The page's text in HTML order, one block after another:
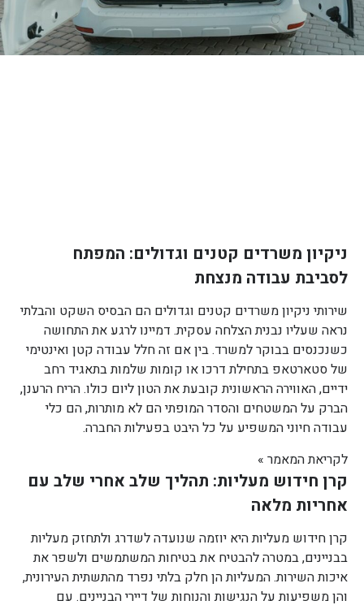
ניקיון משרדים קטנים וגדולים: המפתח
לסביבת עבודה מנצחת
שירותי ניקיון משרדים קטנים וגדולים הם הבסיס השקט והבלתי
נראה שעליו נבנית הצלחה עסקית. דמיינו לרגע את התחושה
כשנכנסים בבוקר למשרד. בין אם זה חלל עבודה קטן ואינטימי
של סטארטאפ בתחילת דרכו או קומות שלמות בתאגיד רחב
ידיים, האווירה הראשונית קובעת את הטון ליום כולו. הריח הרענן,
הברק על המשטחים והסדר המופתי הם לא מותרות, הם כלי
עבודה חיוני המשפיע על כל היבט בפעילות החברה.
לקריאת המאמר »
קרן חידוש מעליות: תהליך שלב אחרי שלב עם
אחריות מלאה
קרן חידוש מעליות היא יוזמה שנועדה לשדרג ולתחזק מעליות
בבניינים, במטרה להבטיח את בטיחות המשתמשים ולשפר את
איכות השירות. המעליות הן חלק בלתי נפרד מהתשתית העירונית,
והן משפיעות על הנגישות והנוחות של דיירי הבניינים. עם